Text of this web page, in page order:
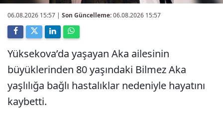
06.08.2026 15:57 | Son Güncelleme:06.08.2026 15:57
Yüksekova’da yaşayan Aka ailesinin
büyüklerinden 80 yaşındaki Bilmez Aka
yaşlılığa bağlı hastalıklar nedeniyle hayatını
kaybetti.